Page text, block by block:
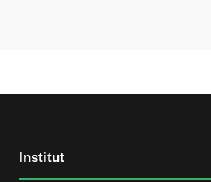
Institut